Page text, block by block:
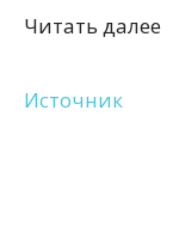
Читать далее
Источник